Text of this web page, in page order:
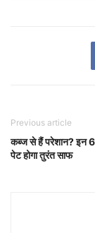
Previous article
कब्ज से हैं परेशान? इन
पेट होगा तुरंत साफ